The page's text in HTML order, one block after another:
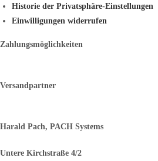
Historie der Privatsphäre-Einstellungen
Einwilligungen widerrufen
Zahlungsmöglichkeiten
Versandpartner
Harald Pach, PACH Systems
Untere Kirchstraße 4/2